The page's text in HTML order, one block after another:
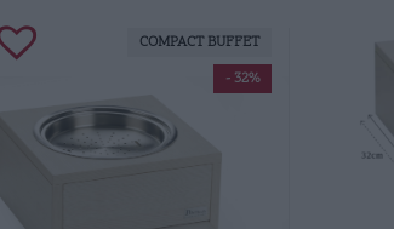
- 32%
COMPACT BUFFET